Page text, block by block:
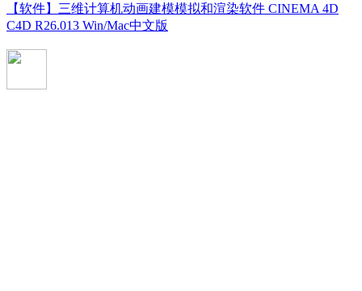
【软件】三维计算机动画建模模拟和渲染软件 CINEMA 4D
C4D R26.013 Win/Mac中文版